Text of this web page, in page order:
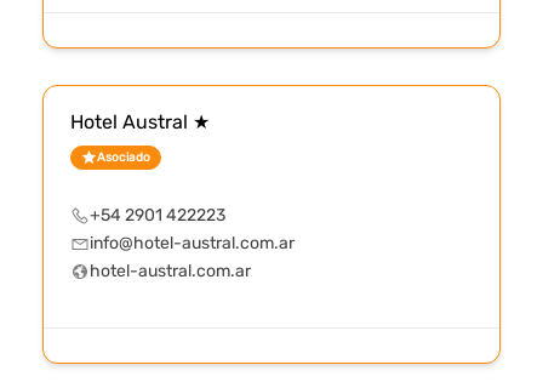
Hotel Austral ★
Asociado
+54 2901 422223
info@hotel-austral.com.ar
hotel-austral.com.ar